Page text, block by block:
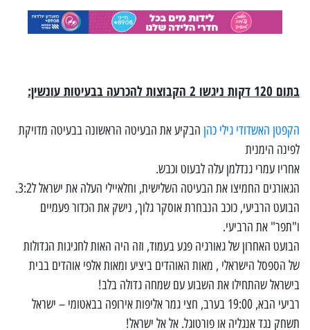
בתום 120 דקות ניגשו 2 הקבוצות להכרעה בבעיטות עונשין:
הקפטן האשדודי גילי כהן הבקיע את הבעיטה הראשונה בבעיטה מדויקת
לפינה הימנית
אחריו עמרי גנדלמן עלה לבעוט וכבש.
הגאורגים החמיצו את הבעיטה השלישית, וחלאיילי העלה את ישראל ל3:2.
הבועט הרביעי, כוכב הנבחרת אוסקר גלוך, נישק את הכדור פעמיים
ו"תפר" את הרביעי.
הבועט האחרון של גאורגיה פגע בעמוד, וזה היה האות לחגיגות הגדולות
של הספסל הישראלי , מאות האוהדים ביציע ומאות אלפי אוהדים בבית
בישראל שהתחילו את השבוע עם שמחה גדולה בלב!
רביעי הבא, 19:00 בערב, חצי גמר אליפות אירופה בבאטומי – ישראל
תשחק נגד אנגליה או פורטוגל. אל אל ישראל!